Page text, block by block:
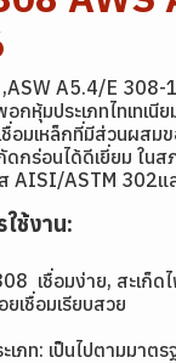
A5.4/E 308-
หุ้มประเภทไทเทเนี
ชื่อมเหล็กที่มีส่วนผสม
กร่อนได้ดีเยี่ยม ในส
ส AISI/ASTM 302แ
ช้งาน:
เชื่อมง่าย, สะเก็
เชื่อมเรียบสวย
เภท: เป็นไปตามมาต